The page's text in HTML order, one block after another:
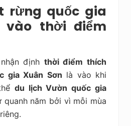
rừng quốc gia
vào thời điểm
định thời điểm thích
gia Xuân Sơn là vào khi
du lịch Vườn quốc gia
quanh năm bởi vì mỗi mùa